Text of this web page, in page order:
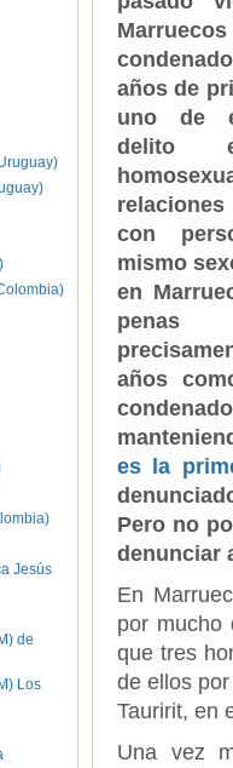
años de
uno de
delito
con
mismo
en
penas
años
es la
Pero no
denunciar
En
por mucho
que tres
de ellos
Tauririt, en
Una vez
Jesús
de
Los